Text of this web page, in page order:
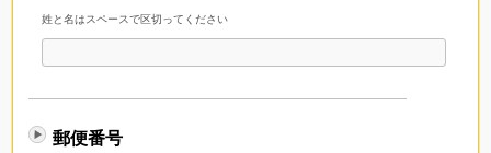
姓と名はスペースで区切ってください
郵便番号